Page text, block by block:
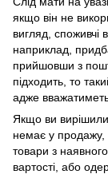
якщо він не
вигляд, споживчі
наприклад,
прийшовши з
підходить, то
адже
Якщо ви вирішили
немає у продажу,
товари з
вартості, або